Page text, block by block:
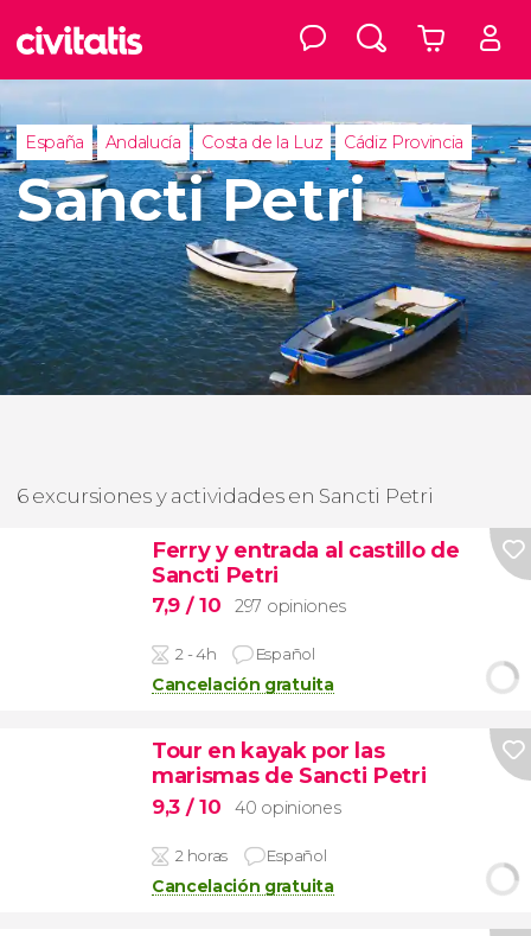
España Andalucía Costa de la Luz Cádiz Provincia
Sancti Petri
6 excursiones y actividades en Sancti Petri
Ferry y entrada al castillo de
Sancti Petri
7,9 / 10 297 opiniones
2 - 4h Español
Cancelación gratuita
Tour en kayak por las
marismas de Sancti Petri
9,3 / 10 40 opiniones
2 horas Español
Cancelación gratuita